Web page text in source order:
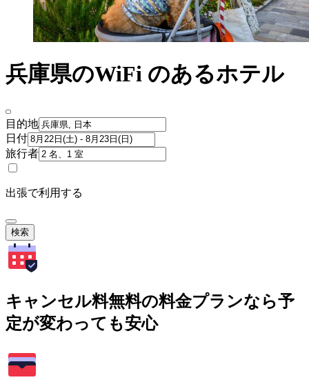
兵庫県のWiFi のあるホテル
目的地
日付
旅行者
出張で利用する
検索
キャンセル料無料の料金プランなら予
定が変わっても安心